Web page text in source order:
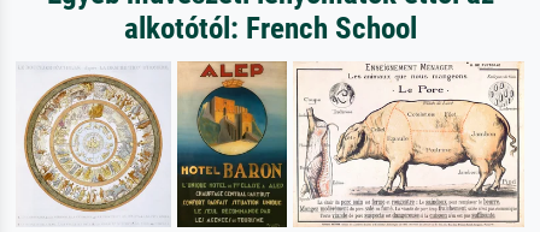
alkotótól: French School